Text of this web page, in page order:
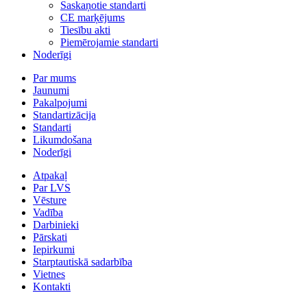
Saskaņotie standarti
CE marķējums
Tiesību akti
Piemērojamie standarti
Noderīgi
Par mums
Jaunumi
Pakalpojumi
Standartizācija
Standarti
Likumdošana
Noderīgi
Atpakaļ
Par LVS
Vēsture
Vadība
Darbinieki
Pārskati
Iepirkumi
Starptautiskā sadarbība
Vietnes
Kontakti